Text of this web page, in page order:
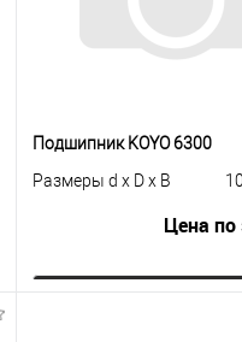
Подшипник KOYO 6300
Размеры d x D x B
Цена по